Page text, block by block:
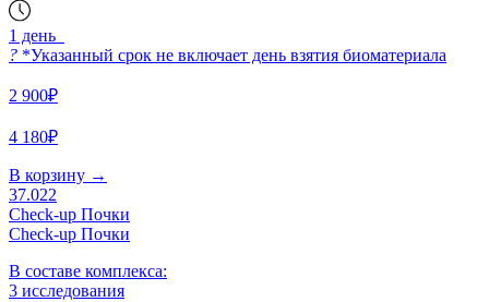
1 день
? *Указанный срок не включает день взятия биоматериала
2 900₽
4 180₽
В корзину →
37.022
Check-up Почки
Check-up Почки
В составе комплекса:
3 исследования